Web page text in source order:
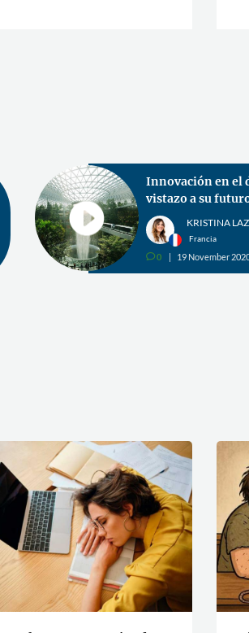
Introducción del
telemático:
protección de
COVID-19